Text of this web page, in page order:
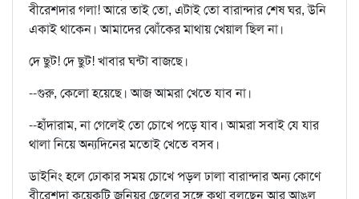
বীরেশদার গলা! আরে তাই তো, এটাই তো বারান্দার শেষ ঘর, উনি
একাই থাকেন। আমাদের ঝোঁকের মাথায় খেয়াল ছিল না।
দে ছুট! দে ছুট! খাবার ঘন্টা বাজছে।
--গুরু, কেলো হয়েছে। আজ আমরা খেতে যাব না।
--হাঁদারাম, না গেলেই তো চোখে পড়ে যাব। আমরা সবাই যে যার
থালা নিয়ে অন্যদিনের মতোই খেতে বসব।
ডাইনিং হলে ঢোকার সময় চোখে পড়ল ঢালা বারান্দার অন্য কোণে
বীরেশদা কয়েকটি জুনিয়র ছেলের সঙ্গে কথা বলছেন আর আঙুল